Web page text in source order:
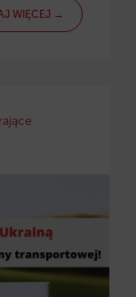
WIĘCEJ →